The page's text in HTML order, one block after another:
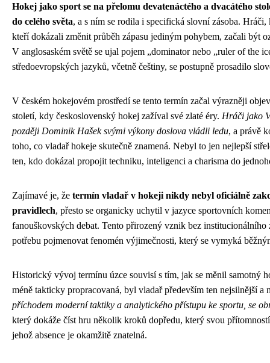
Hokej jako sport se na přelomu devatenáctého a dvacátého
do celého světa, a s ním se rodila i specifická slovní zásoba.
kteří dokázali změnit průběh zápasu jediným pohybem, začali být
V anglosaském světě se ujal pojem „dominator nebo „ruler of the
středoevropských jazyků, včetně češtiny, se postupně prosadilo
V českém hokejovém prostředí se tento termín začal výrazněji
století, kdy československý hokej zažíval své zlaté éry. Hráči jako
později Dominik Hašek svými výkony doslova vládli ledu, a právě
toho, co vladař hokeje skutečně znamená. Nebyl to jen nejlepší
ten, kdo dokázal propojit techniku, inteligenci a charisma do
Zajímavé je, že termín vladař v hokeji nikdy nebyl oficiálně
pravidlech, přesto se organicky uchytil v jazyce sportovních
fanouškovských debat. Tento přirozený vznik bez
potřebu pojmenovat fenomén výjimečnosti, který se vymyká
Historický vývoj termínu úzce souvisí s tím, jak se měnil samotný
méně takticky propracovaná, byl vladař především ten nejsilnější a
příchodem moderní taktiky a analytického přístupu ke sportu, se
který dokáže číst hru několik kroků dopředu, který svou
jehož absence je okamžitě znatelná.